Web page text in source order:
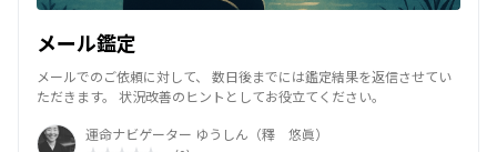
メール鑑定
メールでのご依頼に対して、 数日後までには鑑定結果を返信させてい
ただきます。 状況改善のヒントとしてお役立てください。
運命ナビゲーター ゆうしん（釋 悠眞）